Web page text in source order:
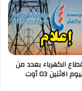
الكهرباء بعدد من
الجهات اليوم الاثنين 03 أوت